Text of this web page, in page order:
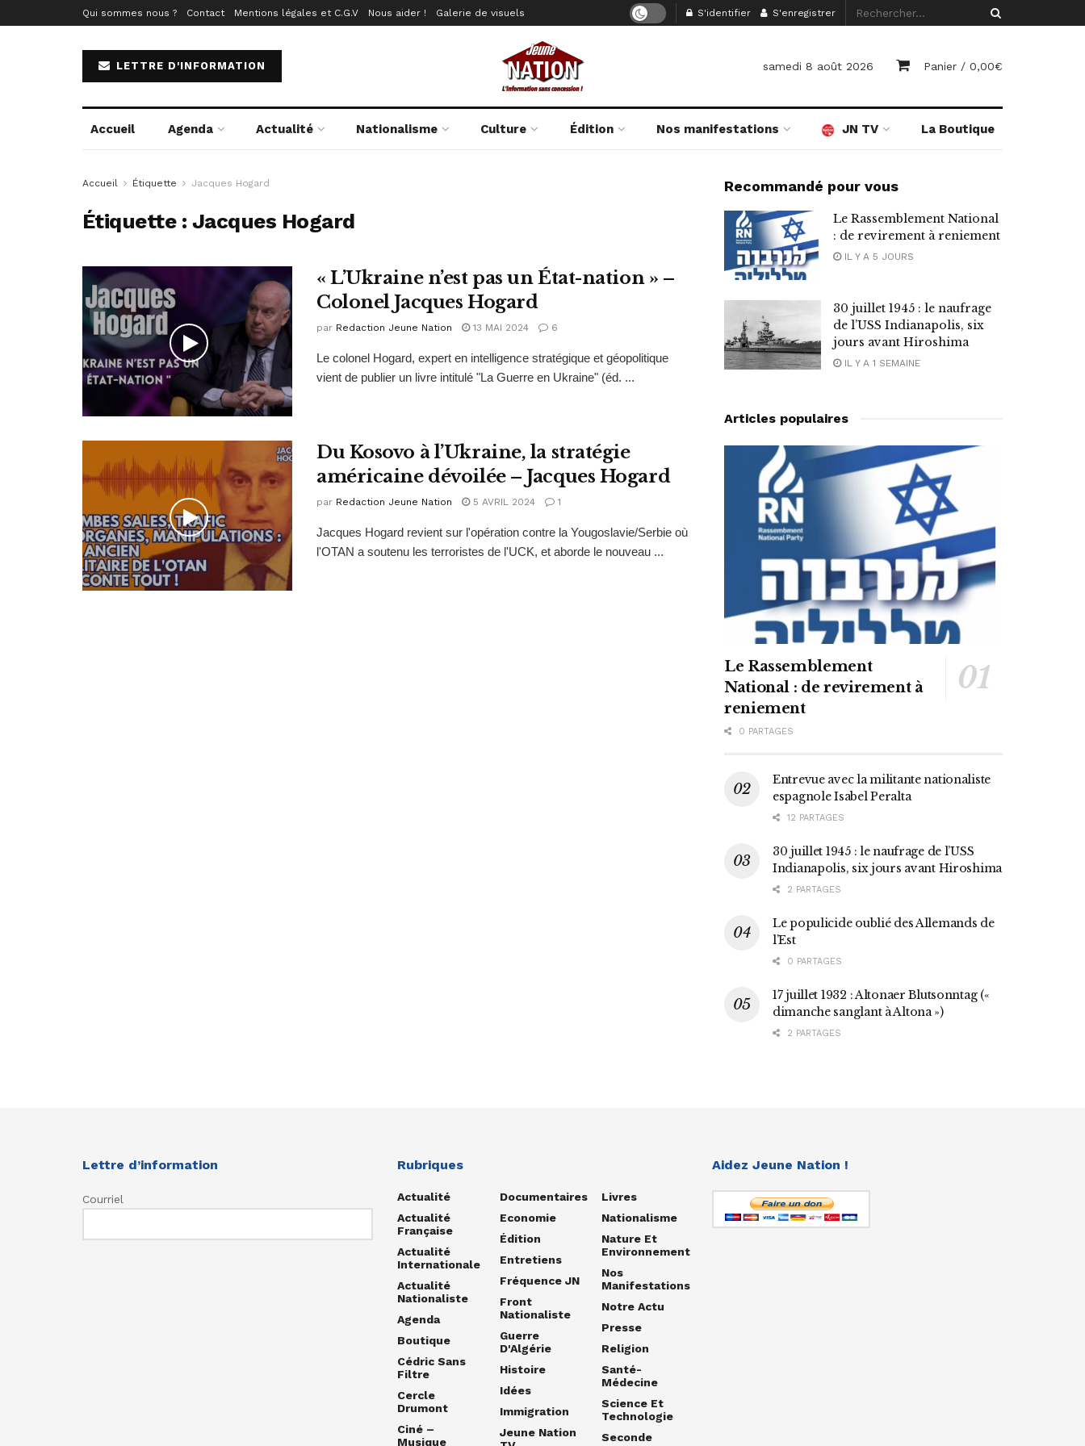
Qui sommes nous ? Contact Mentions légales et C.G.V Nous aider ! Galerie de visuels S'identifier S'enregistrer
LETTRE D'INFORMATION samedi 8 août 2026 Panier / 0,00€
Accueil Agenda Actualité Nationalisme Culture Édition Nos manifestations JN TV La Boutique
Accueil Étiquette Jacques Hogard
Étiquette : Jacques Hogard
« L’Ukraine n’est pas un État-nation » –
Colonel Jacques Hogard
par Redaction Jeune Nation 13 MAI 2024 6
Le colonel Hogard, expert en intelligence stratégique et géopolitique
vient de publier un livre intitulé "La Guerre en Ukraine" (éd. ...
Du Kosovo à l’Ukraine, la stratégie
américaine dévoilée – Jacques Hogard
par Redaction Jeune Nation 5 AVRIL 2024 1
Jacques Hogard revient sur l'opération contre la Yougoslavie/Serbie où
l'OTAN a soutenu les terroristes de l'UCK, et aborde le nouveau ...
Recommandé pour vous
Le Rassemblement National
: de revirement à reniement
IL Y A 5 JOURS
30 juillet 1945 : le naufrage
de l’USS Indianapolis, six
jours avant Hiroshima
IL Y A 1 SEMAINE
Articles populaires
Le Rassemblement
National : de revirement à
reniement
0 PARTAGES
Entrevue avec la militante nationaliste
espagnole Isabel Peralta
12 PARTAGES
30 juillet 1945 : le naufrage de l’USS
Indianapolis, six jours avant Hiroshima
2 PARTAGES
Le populicide oublié des Allemands de
l’Est
0 PARTAGES
17 juillet 1932 : Altonaer Blutsonntag («
dimanche sanglant à Altona »)
2 PARTAGES
Lettre d’information
Courriel
Rubriques
Actualité
Actualité
Française
Actualité
Internationale
Actualité
Nationaliste
Agenda
Boutique
Cédric Sans
Filtre
Cercle
Drumont
Ciné –
Musique
Documentaires
Economie
Édition
Entretiens
Fréquence JN
Front
Nationaliste
Guerre
D'Algérie
Histoire
Idées
Immigration
Jeune Nation
Livres
Nationalisme
Nature Et
Environnement
Nos
Manifestations
Notre Actu
Presse
Religion
Santé-
Médecine
Science Et
Technologie
Seconde
Aidez Jeune Nation !